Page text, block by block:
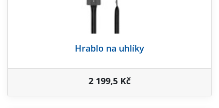
Hrablo na uhlíky
2 199,5 Kč